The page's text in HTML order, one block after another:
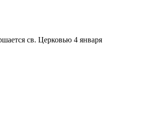
св. Церковью 4 января